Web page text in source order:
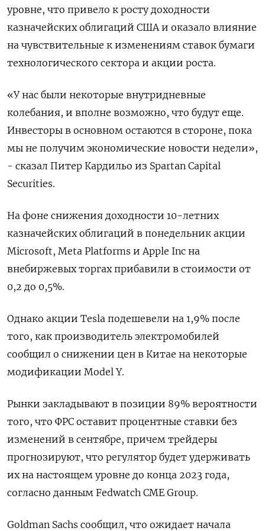
уровне, что привело к росту доходности
казначейских облигаций США и оказало влияние
на чувствительные к изменениям ставок бумаги
технологического сектора и акции роста.
«У нас были некоторые внутридневные
колебания, и вполне возможно, что будут еще.
Инвесторы в основном остаются в стороне, пока
мы не получим экономические новости недели»,
- сказал Питер Кардильо из Spartan Capital
Securities.
На фоне снижения доходности 10-летних
казначейских облигаций в понедельник акции
Microsoft, Meta Platforms и Apple Inc на
внебиржевых торгах прибавили в стоимости от
0,2 до 0,5%.
Однако акции Tesla подешевели на 1,9% после
того, как производитель электромобилей
сообщил о снижении цен в Китае на некоторые
модификации Model Y.
Рынки закладывают в позиции 89% вероятности
того, что ФРС оставит процентные ставки без
изменений в сентябре, причем трейдеры
прогнозируют, что регулятор будет удерживать
их на настоящем уровне до конца 2023 года,
согласно данным Fedwatch CME Group.
Goldman Sachs сообщил, что ожидает начала